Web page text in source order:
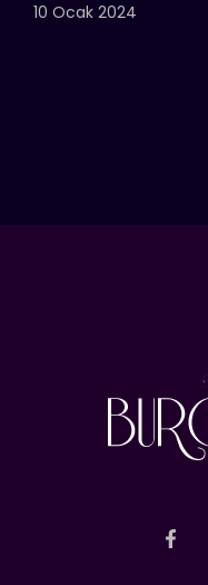
10 Ocak 2024